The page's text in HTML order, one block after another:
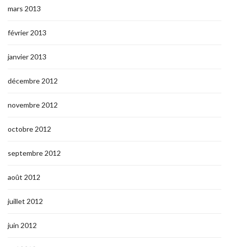
mars 2013
février 2013
janvier 2013
décembre 2012
novembre 2012
octobre 2012
septembre 2012
août 2012
juillet 2012
juin 2012